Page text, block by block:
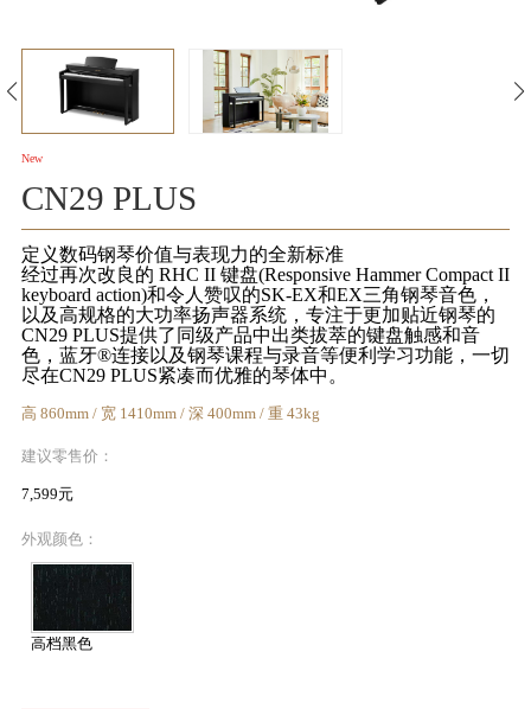
持
室
New
CN29 PLUS
定义数码钢琴价值与表现力的全新标准
经过再次改良的 RHC II 键盘(Responsive Hammer Compact II
keyboard action)和令人赞叹的SK-EX和EX三角钢琴音色，
以及高规格的大功率扬声器系统，专注于更加贴近钢琴的
CN29 PLUS提供了同级产品中出类拔萃的键盘触感和音
色，蓝牙®连接以及钢琴课程与录音等便利学习功能，一切
尽在CN29 PLUS紧凑而优雅的琴体中。
高 860mm / 宽 1410mm / 深 400mm / 重 43kg
建议零售价：
7,599元
外观颜色：
高档黑色